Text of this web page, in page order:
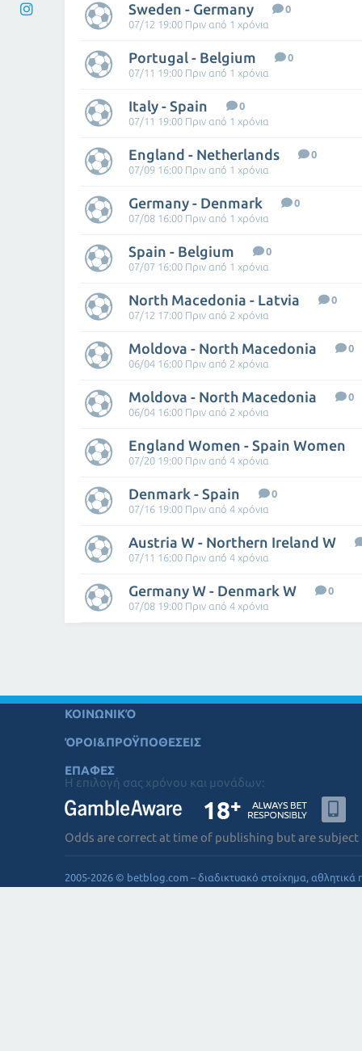
Sweden - Germany
0
07/12 19:00 Πριν από 1 χρόνια
Portugal - Belgium
0
07/11 19:00 Πριν από 1 χρόνια
Italy - Spain
0
07/11 19:00 Πριν από 1 χρόνια
England - Netherlands
0
07/09 16:00 Πριν από 1 χρόνια
Germany - Denmark
0
07/08 16:00 Πριν από 1 χρόνια
Spain - Belgium
0
07/07 16:00 Πριν από 1 χρόνια
North Macedonia - Latvia
0
07/12 17:00 Πριν από 2 χρόνια
Moldova - North Macedonia
0
06/04 16:00 Πριν από 2 χρόνια
Moldova - North Macedonia
0
06/04 16:00 Πριν από 2 χρόνια
England Women - Spain Women
07/20 19:00 Πριν από 4 χρόνια
Denmark - Spain
0
07/16 19:00 Πριν από 4 χρόνια
Austria W - Northern Ireland W
07/11 16:00 Πριν από 4 χρόνια
Germany W - Denmark W
0
07/08 19:00 Πριν από 4 χρόνια
ΚΟΙΝΩΝΙΚΌ
ΌΡΟΙ&ΠΡΟΫΠΟΘΕΣΕΙΣ
ΕΠΑΦΕΣ
Η επιλογή σας χρόνου και μονάδων:
Odds are correct at time of publishing but are subject
2005-2026 © betblog.com – διαδικτυακό στοίχημα, αθλητικά